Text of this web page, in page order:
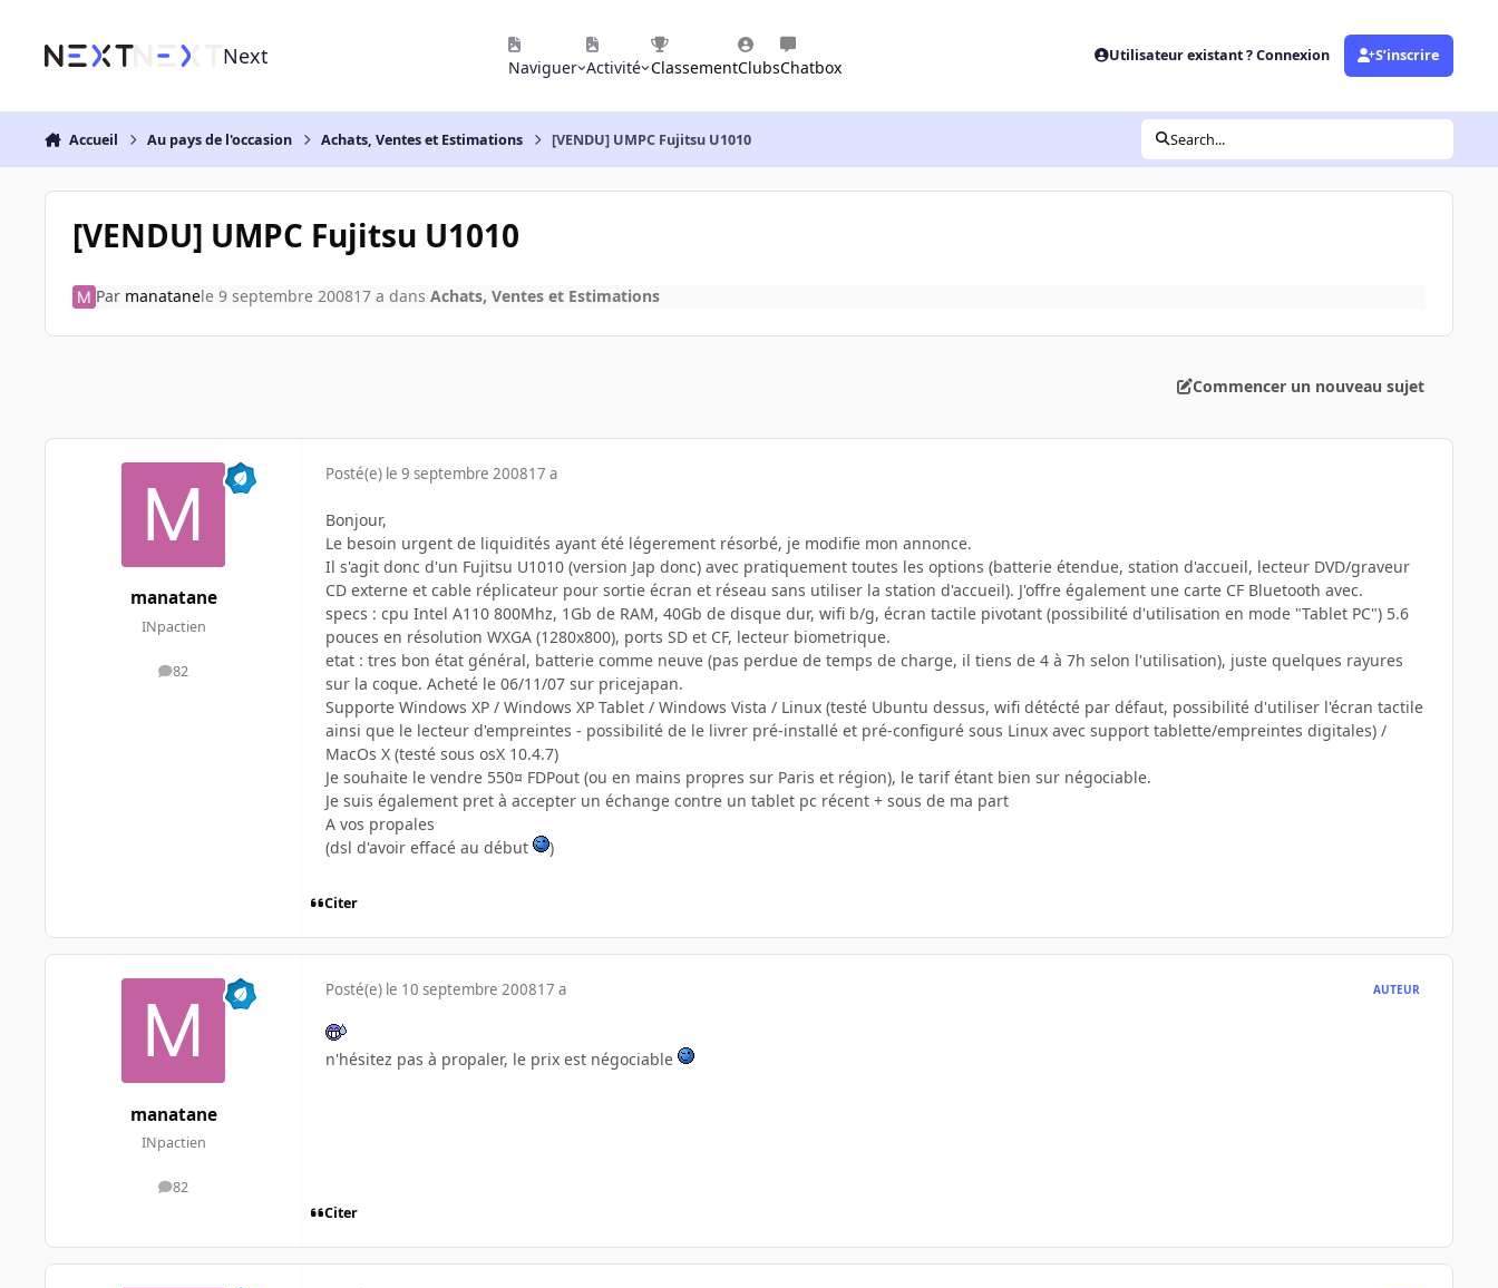
Next Naviguer Activité ClassementClubsChatbox
Utilisateur existant ? Connexion S’inscrire
Accueil Au pays de l'occasion Achats, Ventes et Estimations [VENDU] UMPC Fujitsu U1010 Search...
[VENDU] UMPC Fujitsu U1010
Par manatanele 9 septembre 200817 a dans Achats, Ventes et Estimations
Commencer un nouveau sujet
manatane
INpactien
82
messages
Posté(e) le 9 septembre 200817 a
Bonjour,
Le besoin urgent de liquidités ayant été légerement résorbé, je modifie mon annonce.
Il s'agit donc d'un Fujitsu U1010 (version Jap donc) avec pratiquement toutes les options (batterie étendue, station d'accueil, lecteur DVD/graveur
CD externe et cable réplicateur pour sortie écran et réseau sans utiliser la station d'accueil). J'offre également une carte CF Bluetooth avec.
specs : cpu Intel A110 800Mhz, 1Gb de RAM, 40Gb de disque dur, wifi b/g, écran tactile pivotant (possibilité d'utilisation en mode "Tablet PC") 5.6
pouces en résolution WXGA (1280x800), ports SD et CF, lecteur biometrique.
etat : tres bon état général, batterie comme neuve (pas perdue de temps de charge, il tiens de 4 à 7h selon l'utilisation), juste quelques rayures
sur la coque. Acheté le 06/11/07 sur pricejapan.
Supporte Windows XP / Windows XP Tablet / Windows Vista / Linux (testé Ubuntu dessus, wifi détécté par défaut, possibilité d'utiliser l'écran tactile
ainsi que le lecteur d'empreintes - possibilité de le livrer pré-installé et pré-configuré sous Linux avec support tablette/empreintes digitales) /
MacOs X (testé sous osX 10.4.7)
Je souhaite le vendre 550¤ FDPout (ou en mains propres sur Paris et région), le tarif étant bien sur négociable.
Je suis également pret à accepter un échange contre un tablet pc récent + sous de ma part
A vos propales
(dsl d'avoir effacé au début
)
Citer
manatane
INpactien
82
messages
Posté(e) le 10 septembre 200817 a AUTEUR
n'hésitez pas à propaler, le prix est négociable
Citer